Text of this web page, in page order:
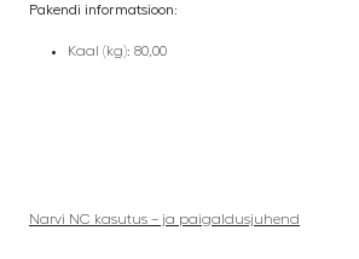
Pakendi informatsioon:
Kaal (kg): 80,00
Narvi NC kasutus – ja paigaldusjuhend